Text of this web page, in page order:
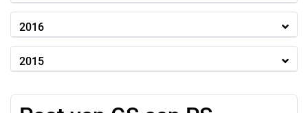
2016
2015